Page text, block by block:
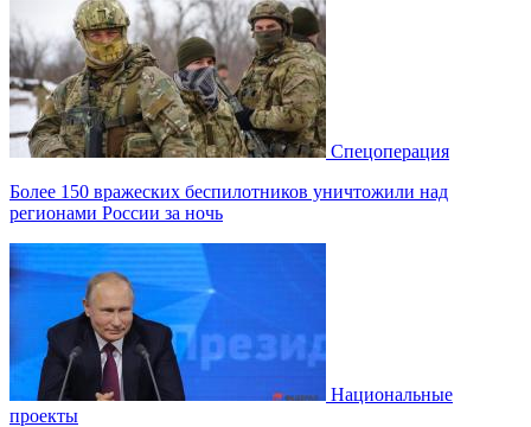
Спецоперация
Более 150 вражеских беспилотников уничтожили над
регионами России за ночь
Национальные
проекты